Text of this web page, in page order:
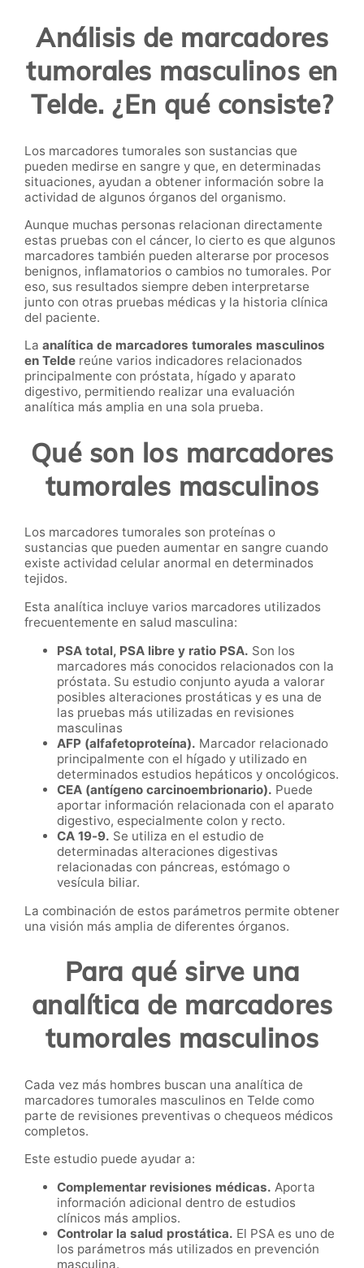
Análisis de marcadores
tumorales masculinos en
Telde. ¿En qué consiste?
Los marcadores tumorales son sustancias que
pueden medirse en sangre y que, en determinadas
situaciones, ayudan a obtener información sobre la
actividad de algunos órganos del organismo.
Aunque muchas personas relacionan directamente
estas pruebas con el cáncer, lo cierto es que algunos
marcadores también pueden alterarse por procesos
benignos, inflamatorios o cambios no tumorales. Por
eso, sus resultados siempre deben interpretarse
junto con otras pruebas médicas y la historia clínica
del paciente.
La analítica de marcadores tumorales masculinos
en Telde reúne varios indicadores relacionados
principalmente con próstata, hígado y aparato
digestivo, permitiendo realizar una evaluación
analítica más amplia en una sola prueba.
Qué son los marcadores
tumorales masculinos
Los marcadores tumorales son proteínas o
sustancias que pueden aumentar en sangre cuando
existe actividad celular anormal en determinados
tejidos.
Esta analítica incluye varios marcadores utilizados
frecuentemente en salud masculina:
PSA total, PSA libre y ratio PSA. Son los
marcadores más conocidos relacionados con la
próstata. Su estudio conjunto ayuda a valorar
posibles alteraciones prostáticas y es una de
las pruebas más utilizadas en revisiones
masculinas
AFP (alfafetoproteína). Marcador relacionado
principalmente con el hígado y utilizado en
determinados estudios hepáticos y oncológicos.
CEA (antígeno carcinoembrionario). Puede
aportar información relacionada con el aparato
digestivo, especialmente colon y recto.
CA 19-9. Se utiliza en el estudio de
determinadas alteraciones digestivas
relacionadas con páncreas, estómago o
vesícula biliar.
La combinación de estos parámetros permite obtener
una visión más amplia de diferentes órganos.
Para qué sirve una
analítica de marcadores
tumorales masculinos
Cada vez más hombres buscan una analítica de
marcadores tumorales masculinos en Telde como
parte de revisiones preventivas o chequeos médicos
completos.
Este estudio puede ayudar a:
Complementar revisiones médicas. Aporta
información adicional dentro de estudios
clínicos más amplios.
Controlar la salud prostática. El PSA es uno de
los parámetros más utilizados en prevención
masculina.